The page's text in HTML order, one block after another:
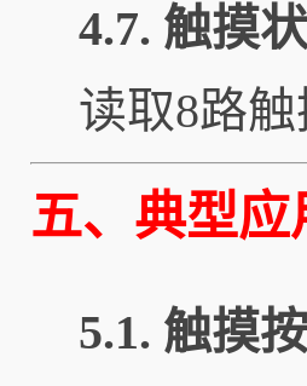
4.7. 触摸
读取8路
五、典型应
5.1. 触摸